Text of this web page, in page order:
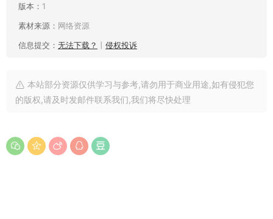
版本： 1
素材来源： 网络资源
信息提交： 无法下载？ 侵权投诉
本站部分资源仅供学习与参考,请勿用于商业用途,如有侵犯您
的版权,请及时发邮件联系我们,我们将尽快处理